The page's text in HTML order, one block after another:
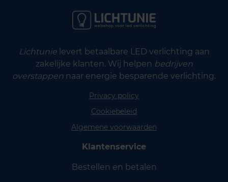
Lichtunielevert betaalbare LED verlichting aan
zakelijke klanten. Wij helpen bedrijven
overstappen naar energie besparende verlichting.
Privacy policy
Cookiebeleid
Algemene voorwaarden
Klantenservice
Bestellen en betalen